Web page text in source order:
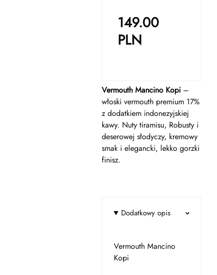
149.00
PLN
Vermouth Mancino Kopi–
włoski vermouth premium 17%
z dodatkiem indonezyjskiej
kawy. Nuty tiramisu, Robusty i
deserowej słodyczy, kremowy
smak i elegancki, lekko gorzki
finisz.
Dodatkowy opis
Vermouth Mancino
Kopi